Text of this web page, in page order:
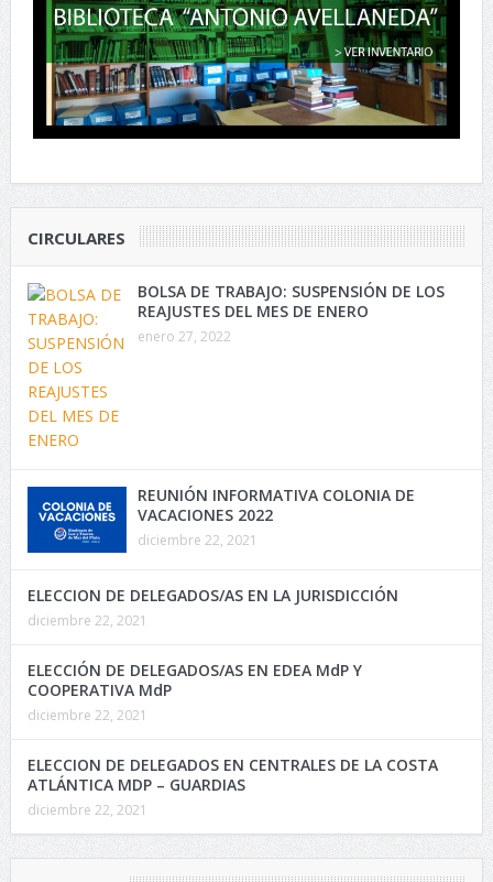
CIRCULARES
BOLSA DE TRABAJO: SUSPENSIÓN DE LOS
REAJUSTES DEL MES DE ENERO
enero 27, 2022
REUNIÓN INFORMATIVA COLONIA DE
VACACIONES 2022
diciembre 22, 2021
ELECCION DE DELEGADOS/AS EN LA JURISDICCIÓN
diciembre 22, 2021
ELECCIÓN DE DELEGADOS/AS EN EDEA MdP Y
COOPERATIVA MdP
diciembre 22, 2021
ELECCION DE DELEGADOS EN CENTRALES DE LA COSTA
ATLÁNTICA MDP – GUARDIAS
diciembre 22, 2021